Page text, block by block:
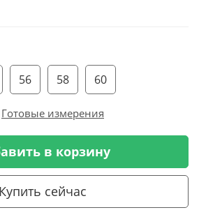
56 58 60
Готовые измерения
в корзину
Купить сейчас